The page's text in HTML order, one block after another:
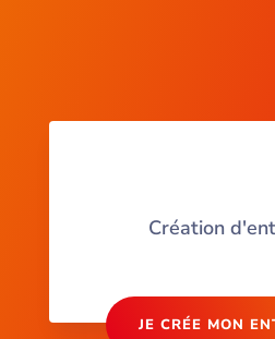
Création
JE CRÉE MON